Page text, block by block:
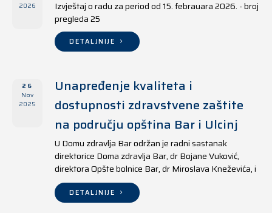
2026
Izvještaj o radu za period od 15. febrauara 2026. - broj
pregleda 25
DETALJNIJE
26
Nov
2025
Unapređenje kvaliteta i
dostupnosti zdravstvene zaštite
na području opština Bar i Ulcinj
U Domu zdravlja Bar održan je radni sastanak
direktorice Doma zdravlja Bar, dr Bojane Vuković,
direktora Opšte bolnice Bar, dr Miroslava Kneževića, i
direktora Doma zdravlja Ulcinj, Kreshnika Mustafe.
DETALJNIJE